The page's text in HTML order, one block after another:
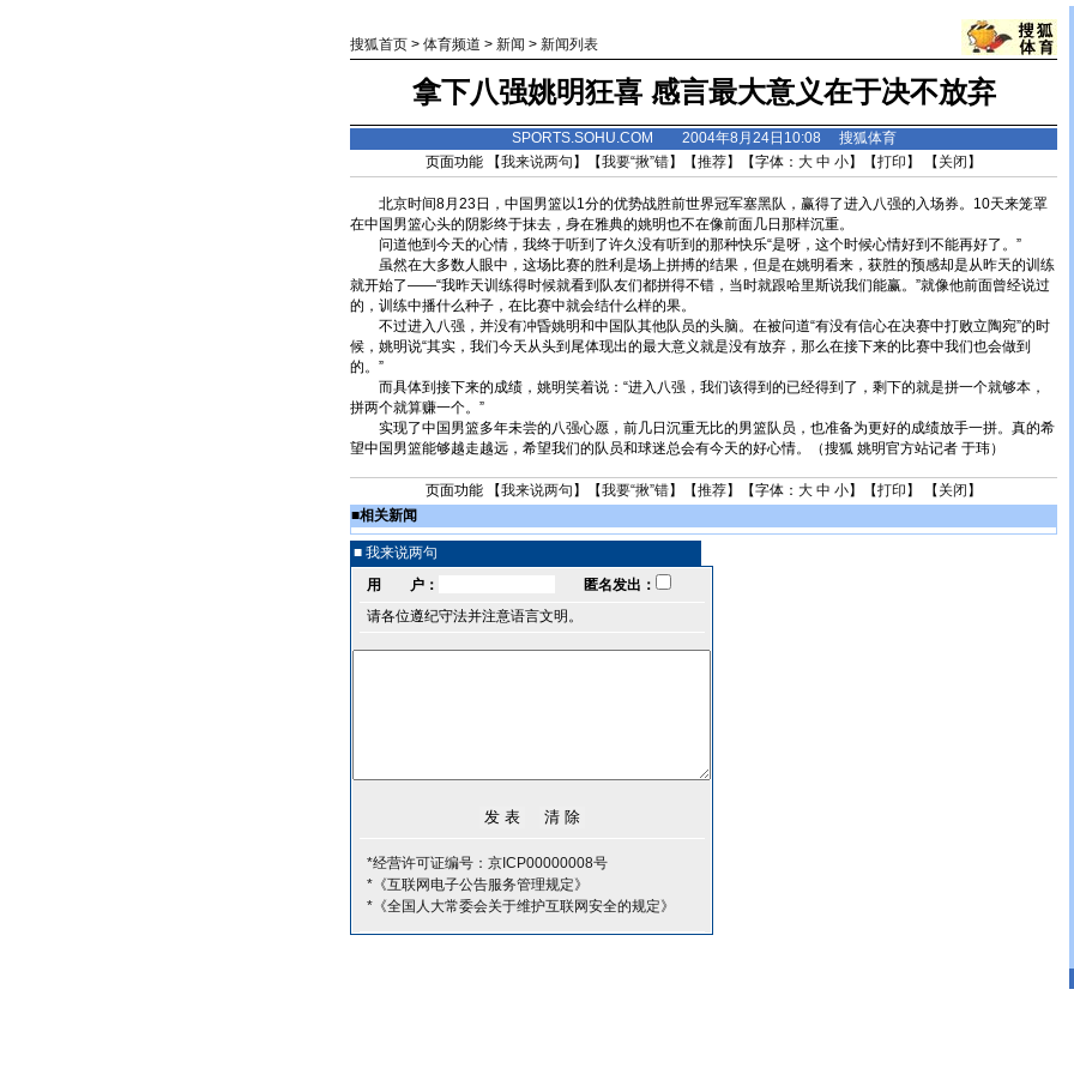
搜狐首页 > 体育频道 > 新闻 > 新闻列表
拿下八强姚明狂喜 感言最大意义在于决不放弃
SPORTS.SOHU.COM 2004年8月24日10:08 搜狐体育
页面功能 【我来说两句 】【我要“揪”错】【推荐】【字体： 大 中 小】【打印 】 【 关闭 】
北京时间8月23日，中国男篮以1分的优势战胜前世界冠军塞黑队，赢得了进入八强的入场券。10天来笼罩
在中国男篮心头的阴影终于抹去，身在雅典的姚明也不在像前面几日那样沉重。
问道他到今天的心情，我终于听到了许久没有听到的那种快乐“是呀，这个时候心情好到不能再好了。”
虽然在大多数人眼中，这场比赛的胜利是场上拼搏的结果，但是在姚明看来，获胜的预感却是从昨天的训练
就开始了——“我昨天训练得时候就看到队友们都拼得不错，当时就跟哈里斯说我们能赢。”就像他前面曾经说过
的，训练中播什么种子，在比赛中就会结什么样的果。
不过进入八强，并没有冲昏姚明和中国队其他队员的头脑。在被问道“有没有信心在决赛中打败立陶宛”的时
候，姚明说“其实，我们今天从头到尾体现出的最大意义就是没有放弃，那么在接下来的比赛中我们也会做到
的。”
而具体到接下来的成绩，姚明笑着说：“进入八强，我们该得到的已经得到了，剩下的就是拼一个就够本，
拼两个就算赚一个。”
实现了中国男篮多年未尝的八强心愿，前几日沉重无比的男篮队员，也准备为更好的成绩放手一拼。真的希
望中国男篮能够越走越远，希望我们的队员和球迷总会有今天的好心情。（搜狐 姚明官方站记者 于玮）
页面功能 【我来说两句 】【我要“揪”错】【推荐】【字体： 大 中 小】【打印 】 【 关闭 】
■相关新闻
■ 我来说两句
用 户：
匿名发出：
请各位遵纪守法并注意语言文明。
*经营许可证编号：京ICP00000008号
*《互联网电子公告服务管理规定》
*《全国人大常委会关于维护互联网安全的规定》